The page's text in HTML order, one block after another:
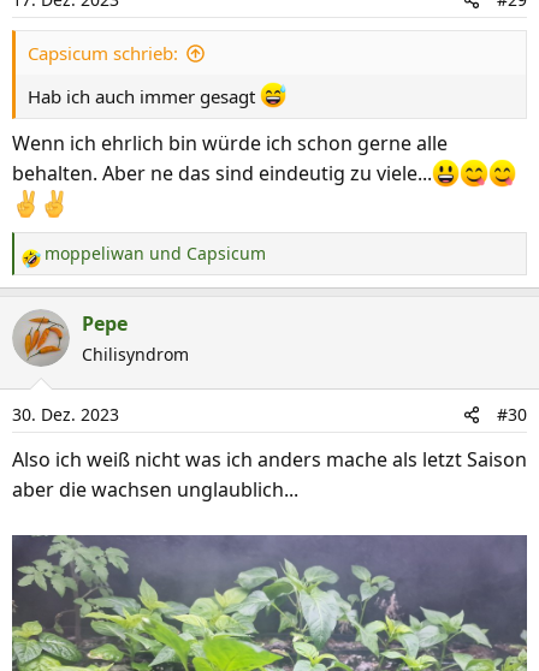
o
n
e
n
:
Capsicum schrieb:
Hab ich auch immer gesagt
Wenn ich ehrlich bin würde ich schon gerne alle
behalten. Aber ne das sind eindeutig zu viele...
R
e
a
k
i
o
n
e
n
:
moppeliwan und Capsicum
Pepe
Chilisyndrom
30. Dez. 2023 #30
Also ich weiß nicht was ich anders mache als letzt Saison
aber die wachsen unglaublich...